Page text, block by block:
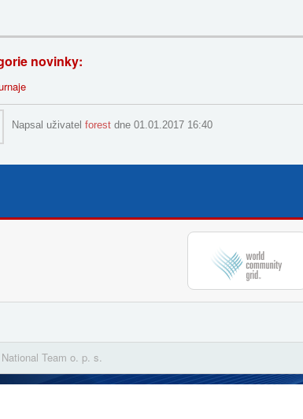
novinky:
Napsal uživatelforest dne 01.01.2017 16:40
Team o. p. s.